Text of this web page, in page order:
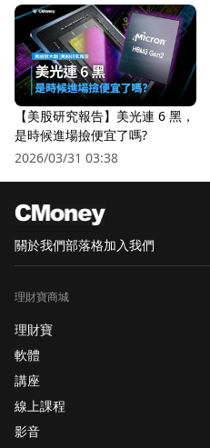
【美股研究報告】美光連 6 黑，
是時候進場撿便宜了嗎?
2026/03/31 03:38
關於我們部落格加入我們
理財寶商城
理財寶
軟體
講座
線上課程
影音